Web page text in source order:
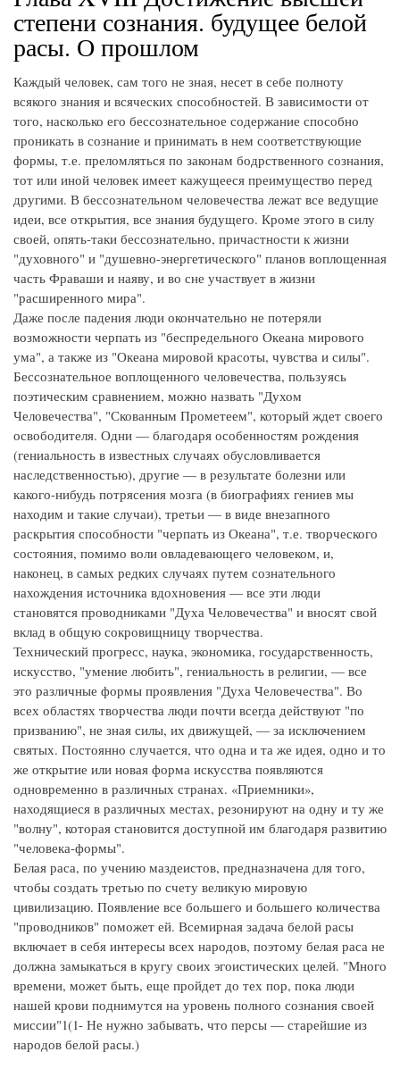
степени сознания. будущее белой
расы. О прошлом
Каждый человек, сам того не зная, несет в себе полноту
всякого знания и всяческих способностей. В зависимости от
того, насколько его бессознательное содержание способно
проникать в сознание и принимать в нем соответствующие
формы, т.е. преломляться по законам бодрственного сознания,
тот или иной человек имеет кажущееся преимущество перед
другими. В бессознательном человечества лежат все ведущие
идеи, все открытия, все знания будущего. Кроме этого в силу
своей, опять-таки бессознательно, причастности к жизни
"духовного" и "душевно-энергетического" планов воплощенная
часть Фраваши и наяву, и во сне участвует в жизни
"расширенного мира".
Даже после падения люди окончательно не потеряли
возможности черпать из "беспредельного Океана мирового
ума", а также из "Океана мировой красоты, чувства и силы".
Бессознательное воплощенного человечества, пользуясь
поэтическим сравнением, можно назвать "Духом
Человечества", "Скованным Прометеем", который ждет своего
освободителя. Одни — благодаря особенностям рождения
(гениальность в известных случаях обусловливается
наследственностью), другие — в результате болезни или
какого-нибудь потрясения мозга (в биографиях гениев мы
находим и такие случаи), третьи — в виде внезапного
раскрытия способности "черпать из Океана", т.е. творческого
состояния, помимо воли овладевающего человеком, и,
наконец, в самых редких случаях путем сознательного
нахождения источника вдохновения — все эти люди
становятся проводниками "Духа Человечества" и вносят свой
вклад в общую сокровищницу творчества.
Технический прогресс, наука, экономика, государственность,
искусство, "умение любить", гениальность в религии, — все
это различные формы проявления "Духа Человечества". Во
всех областях творчества люди почти всегда действуют "по
призванию", не зная силы, их движущей, — за исключением
святых. Постоянно случается, что одна и та же идея, одно и то
же открытие или новая форма искусства появляются
одновременно в различных странах. «Приемники»,
находящиеся в различных местах, резонируют на одну и ту же
"волну", которая становится доступной им благодаря развитию
"человека-формы".
Белая раса, по учению маздеистов, предназначена для того,
чтобы создать третью по счету великую мировую
цивилизацию. Появление все большего и большего количества
"проводников" поможет ей. Всемирная задача белой расы
включает в себя интересы всех народов, поэтому белая раса не
должна замыкаться в кругу своих эгоистических целей. "Много
времени, может быть, еще пройдет до тех пор, пока люди
нашей крови поднимутся на уровень полного сознания своей
миссии"1(1- Не нужно забывать, что персы — старейшие из
народов белой расы.)